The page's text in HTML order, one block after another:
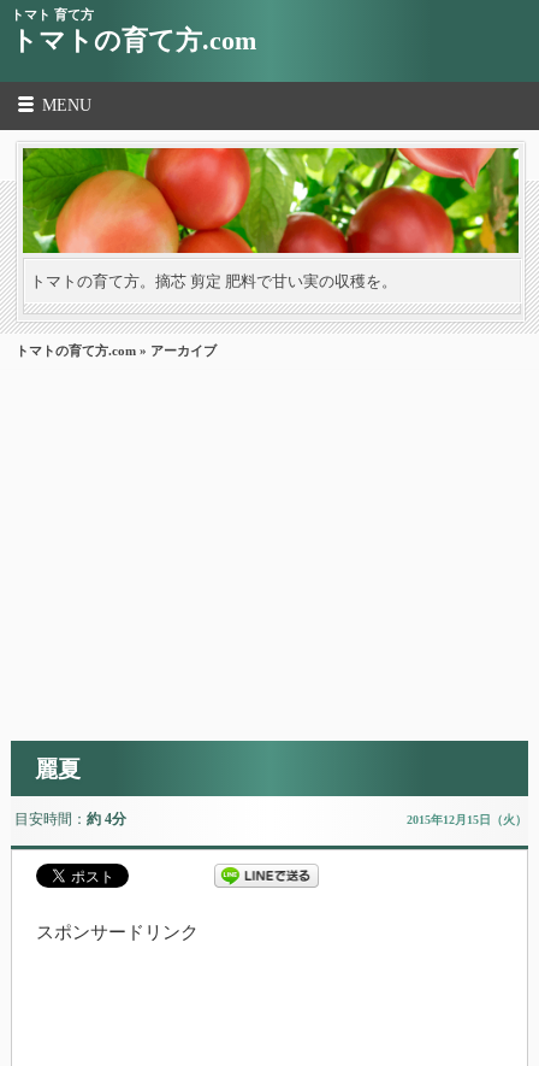
トマト 育て方
トマトの育て方.com
MENU
トマトの育て方。摘芯 剪定 肥料で甘い実の収穫を。
トマトの育て方.com » アーカイブ
麗夏
目安時間： 約 4分 2015年12月15日（火）
スポンサードリンク